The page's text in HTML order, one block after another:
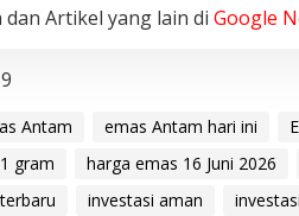
dan Artikel yang lain di Google
Antam emas Antam hari ini
gram
harga emas 16 Juni 2026
investasi aman